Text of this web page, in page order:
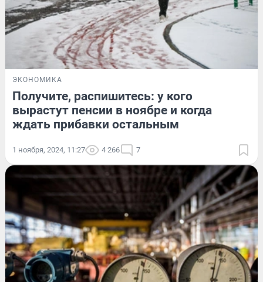
ЭКОНОМИКА
Получите, распишитесь: у кого
вырастут пенсии в ноябре и когда
ждать прибавки остальным
1 ноября, 2024, 11:27 4 266 7